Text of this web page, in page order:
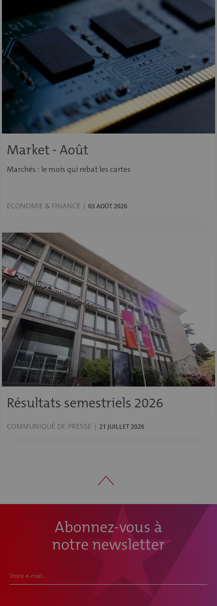
Market - Août
Marchés : le mois qui rebat les cartes
ECONOMIE & FINANCE | 03 AOÛT 2026
Résultats semestriels 2026
COMMUNIQUÉ DE PRESSE | 21 JUILLET 2026
Abonnez-vous à
notre newsletter
Votre e-mail...